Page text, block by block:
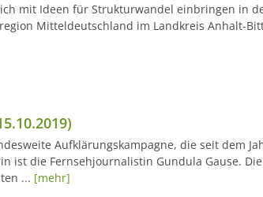
mit Ideen für Strukturwandel einbringen in
Mitteldeutschland im Landkreis Anhalt-
Aufklärungskampagne, die seit dem
ist die Fernsehjournalistin Gundula Gause.
... [mehr]